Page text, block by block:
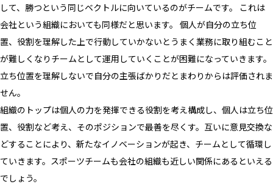
して、勝つという同じベクトルに向いているのがチームです。 これは
会社という組織においても同様だと思います。 個人が自分の立ち位
置、役割を理解した上で行動していかないとうまく業務に取り組むこと
が難しくなりチームとして運用していくことが困難になっていきます。
立ち位置を理解しないで自分の主張ばかりだとまわりからは評価されま
せん。
組織のトップは個人の力を発揮できる役割を考え構成し、個人は立ち位
置、役割など考え、そのポジションで最善を尽くす。互いに意見交換な
どすることにより、新たなイノベーションが起き、チームとして循環し
ていきます。スポーツチームも会社の組織も近しい関係にあるといえる
でしょう。